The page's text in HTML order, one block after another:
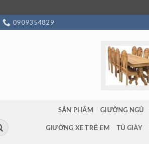
0909354829
SẢN PHẨM GIƯỜNG NGỦ
GIƯỜNG XE TRẺ EM TỦ GIÀY